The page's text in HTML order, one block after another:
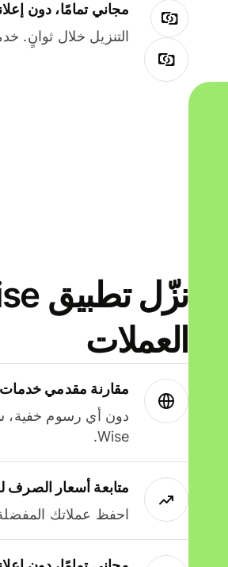
مجاني تمامًا، دون
التنزيل خلال ثوانٍ.
العملات
مقارنة مقدمي خدمات
دون أي رسوم خفية،
Wise.
متابعة أسعار
احفظ عملاتك